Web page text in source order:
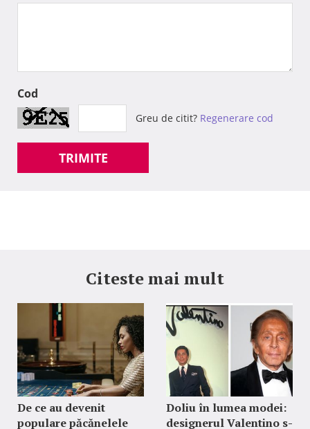
Cod
Greu de citit? Regenerare cod
TRIMITE
Citeste mai mult
De ce au devenit
populare păcănelele
Doliu în lumea modei:
designerul Valentino s-